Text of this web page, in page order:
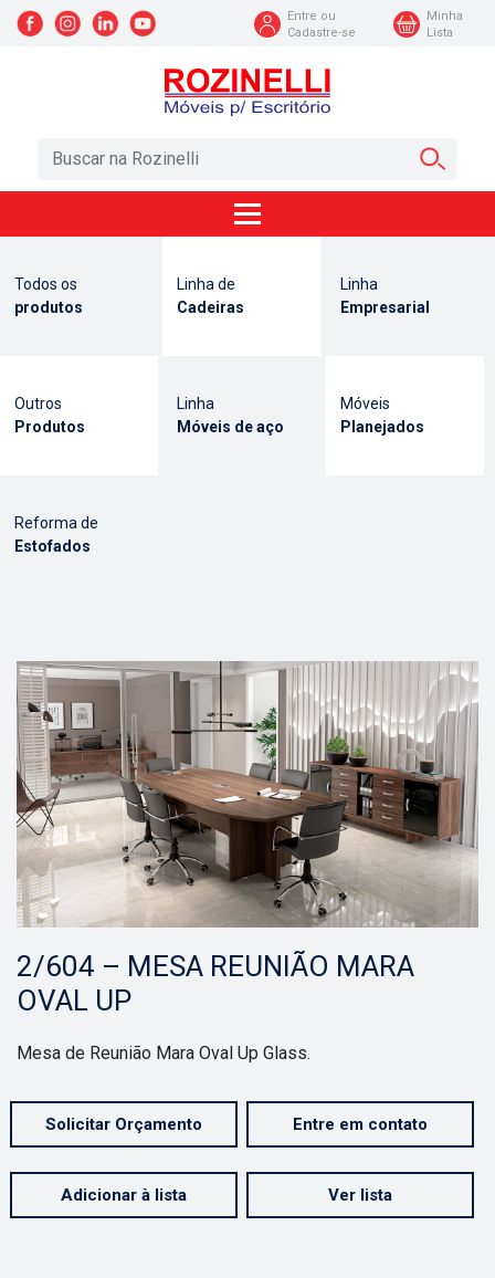
Entre ou
Cadastre-se
Minha
Lista
Todos os
produtos
Linha de
Cadeiras
Linha
Empresarial
Outros
Produtos
Linha
Móveis de aço
Móveis
Planejados
Reforma de
Estofados
2/604 – MESA REUNIÃO MARA
OVAL UP
Mesa de Reunião Mara Oval Up Glass.
Solicitar Orçamento Entre em contato
Adicionar à lista Ver lista